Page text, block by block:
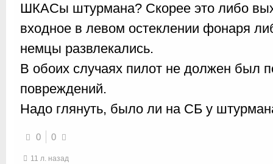
ШКАСы штурмана? Скорее это либо
входное в левом остеклении фонаря
немцы развлекались.
В обоих случаях пилот не должен был
повреждений.
Надо глянуть, было ли на СБ у
0 0
11 л. назад